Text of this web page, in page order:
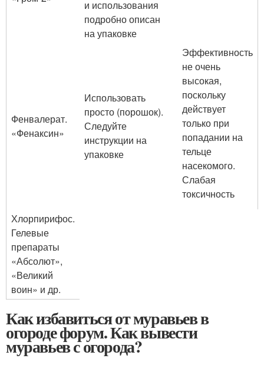
и использования
подробно описан
на упаковке
Фенвалерат.
«Фенаксин»
Использовать
просто (порошок).
Следуйте
инструкции на
упаковке
Эффективность
не очень
высокая,
поскольку
действует
только при
попадании на
тельце
насекомого.
Слабая
токсичность
Хлорпирифос.
Гелевые
препараты
«Абсолют»,
«Великий
воин» и др.
Как избавиться от муравьев в
огороде форум. Как вывести
муравьев с огорода?